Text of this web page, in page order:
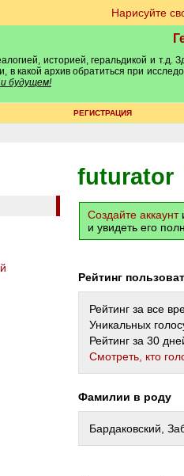
Нарисуйте
историей, геральдикой и т.д.
какой архив обратиться при
будущем!
РЕГИСТРАЦИЯ
futurator
Создайте аккаунт
и увидеть его
Рейтинг
Рейтинг за все
Уникальных
Рейтинг за 30
Cмотреть, кто
Фамилии в роду
Бардаковский,